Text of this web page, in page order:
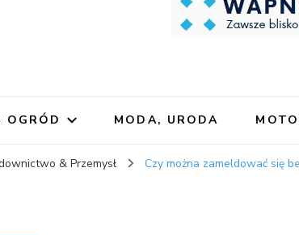
OGRÓD MODA, URODA
& Przemysł Czy można zameldować się